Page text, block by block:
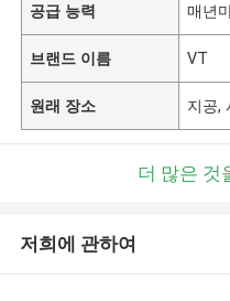
공급 능력 매년
브랜드 이름 VT
원래 장소 지공,
더 많은 것
저희에 관하여